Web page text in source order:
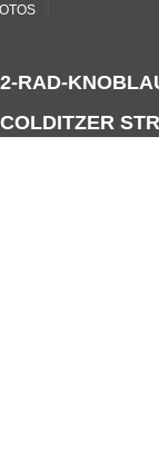
2-RAD-
COLDITZER